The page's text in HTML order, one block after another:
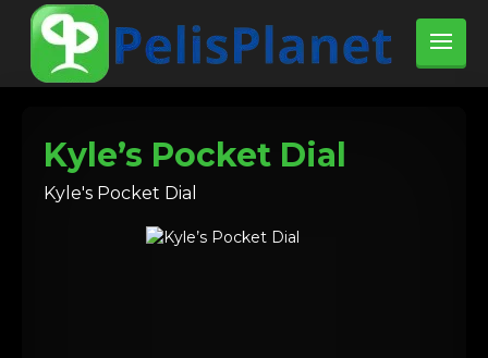
Kyle’s Pocket Dial
Kyle's Pocket Dial